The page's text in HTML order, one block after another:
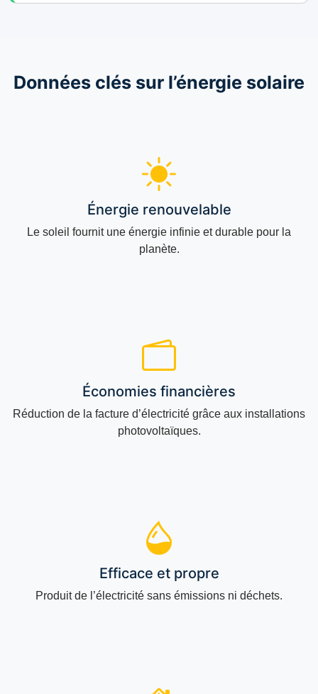
Données clés sur l’énergie solaire
Énergie renouvelable
Le soleil fournit une énergie infinie et durable pour la
planète.
Économies financières
Réduction de la facture d’électricité grâce aux installations
photovoltaïques.
Efficace et propre
Produit de l’électricité sans émissions ni déchets.